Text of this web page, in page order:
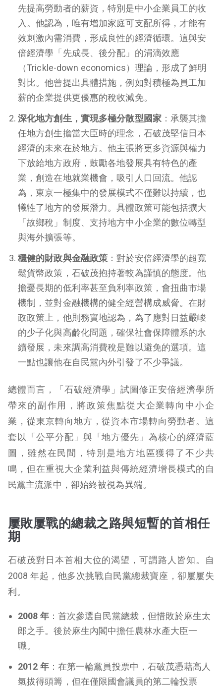
先提高勞動者的薪資，特別是中小企業員工的收
入。他認為，唯有增加家庭可支配所得，才能有
效刺激內需消費，形成良性的經濟循環。這與安
倍經濟學「先成長、後分配」的涓滴效應
（Trickle-down economics）理論，形成了鮮明
對比。他曾提出具體措施，例如對積極為員工加
薪的企業提供更優惠的稅收減免。
深化地方創生，實現多極分散型國家：承襲其擔
任地方創生擔當大臣時的理念，石破茂堅信日本
經濟的未來在於地方。他主張將更多資源與權力
下放給地方政府，鼓勵各地發展具有特色的產
業，創造在地就業機會，吸引人口回流。他認
為，東京一極集中的發展模式不僅難以持續，也
犧牲了地方的發展潛力。具體政策可能包括擴大
「故鄉稅」制度、支持地方中小企業的數位轉型
與海外擴張等。
穩健的財政與金融政策 ：對於安倍經濟學的超寬
鬆貨幣政策，石破茂抱持著較為謹慎的態度。他
擔憂長期的低利率甚至負利率政策，會扭曲市場
機制，並對金融機構的健全經營構成威脅。在財
政政策上，他則務實地認為，為了應對日益嚴峻
的少子化與高齡化問題，確保社會保障體系的永
續發展，未來調高消費稅是難以避免的選項。這
一點也讓他在自民黨內外引發了不少爭議。
總體而言，「石破經濟學」試圖修正安倍經濟學所
帶來的副作用，將政策焦點從大企業轉向中小企
業，從東京轉向地方，從資本市場轉向勞動者。這
套以「公平分配」與「地方優先」為核心的經濟藍
圖，雖然在民間，特別是地方地區獲得了不少共
鳴，但在重視大企業利益與傳統經濟增長模式的自
民黨主流派中，卻始終被視為異端。
屢敗屢戰的總裁之路與短暫的首相任
期
石破茂對日本首相大位的渴望，可謂路人皆知。自
2008 年起，他多次挑戰自民黨總裁寶座，卻屢屢失
利。
2008 年：首次參選自民黨總裁，但惜敗於麻生太
郎之手。後於麻生內閣中擔任農林水產大臣一
職。
2012 年：在第一輪黨員投票中，石破茂憑藉高人
氣拔得頭籌，但在僅限國會議員的第二輪投票